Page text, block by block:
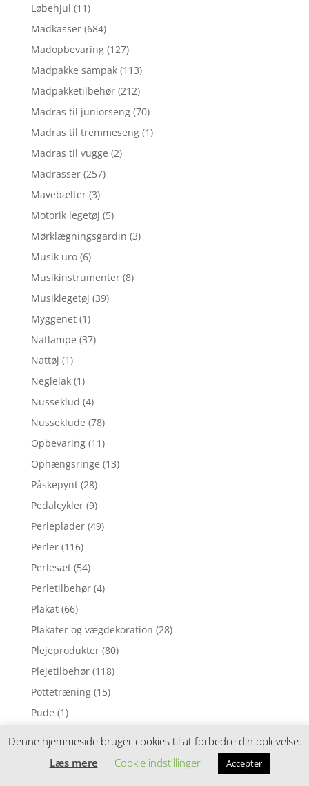
Løbehjul (11)
Madkasser (684)
Madopbevaring (127)
Madpakke sampak (113)
Madpakketilbehør (212)
Madras til juniorseng (70)
Madras til tremmeseng (1)
Madras til vugge (2)
Madrasser (257)
Mavebælter (3)
Motorik legetøj (5)
Mørklægningsgardin (3)
Musik uro (6)
Musikinstrumenter (8)
Musiklegetøj (39)
Myggenet (1)
Natlampe (37)
Nattøj (1)
Neglelak (1)
Nusseklud (4)
Nusseklude (78)
Opbevaring (11)
Ophængsringe (13)
Påskepynt (28)
Pedalcykler (9)
Perleplader (49)
Perler (116)
Perlesæt (54)
Perletilbehør (4)
Plakat (66)
Plakater og vægdekoration (28)
Plejeprodukter (80)
Plejetilbehør (118)
Pottetræning (15)
Pude (1)
Denne hjemmeside bruger cookies til at forbedre din oplevelse.
Læs mere
Cookie indstillinger Accepter